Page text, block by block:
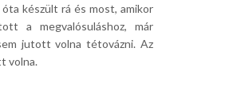
óta készült rá és most, amikor
a megvalósuláshoz, már
jutott volna tétovázni. Az
volna.